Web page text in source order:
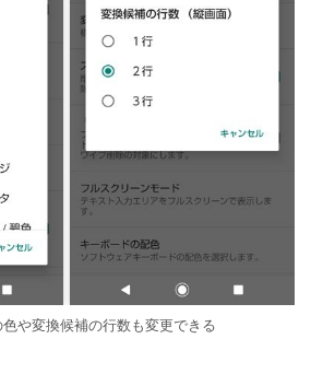
や変換候補の行数も変更できる